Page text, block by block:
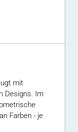
mit
Designs. Im
Farben - je